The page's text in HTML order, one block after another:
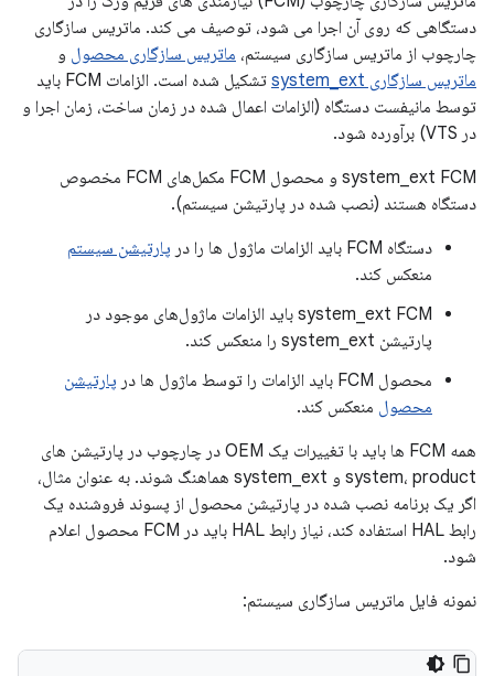
دستگاهی که روی آن اجرا می شود، توصیف می کند. ماتریس سازگاری
چارچوب از ماتریس سازگاری سیستم، ماتریس سازگاری محصول و
ماتریس سازگاری system_ext
تشکیل شده است. الزامات FCM باید
توسط مانیفست دستگاه (الزامات اعمال شده در زمان ساخت، زمان اجرا و
در VTS) برآورده شود.
system_ext FCM و محصول FCM مکمل‌های FCM مخصوص
دستگاه هستند (نصب شده در پارتیشن سیستم).
دستگاه FCM باید الزامات ماژول ها را در
پارتیشن سیستم
منعکس کند.
system_ext FCM باید الزامات ماژول‌های موجود در
پارتیشن system_ext را منعکس کند.
محصول FCM باید الزامات را توسط ماژول ها در
پارتیشن
محصول منعکس کند.
همه FCM ها باید با تغییرات یک OEM در چارچوب در پارتیشن های
system، product و system_ext هماهنگ شوند. به عنوان مثال،
اگر یک برنامه نصب شده در پارتیشن محصول از پسوند فروشنده یک
رابط HAL استفاده کند، نیاز رابط HAL باید در FCM محصول اعلام
شود.
نمونه فایل ماتریس سازگاری سیستم: